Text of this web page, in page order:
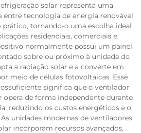
solar representa uma
entre tecnologia de energia renovável
tornando-o uma escolha ideal
residenciais, comerciais e
normalmente possui um painel
sobre ou próximo à unidade do
a radiação solar e a converte em
meio de células fotovoltaicas. Esse
significa que o ventilador
opera de forma independente durante
reduzindo os custos energéticos e o
unidades modernas de ventiladores
incorporam recursos avançados,